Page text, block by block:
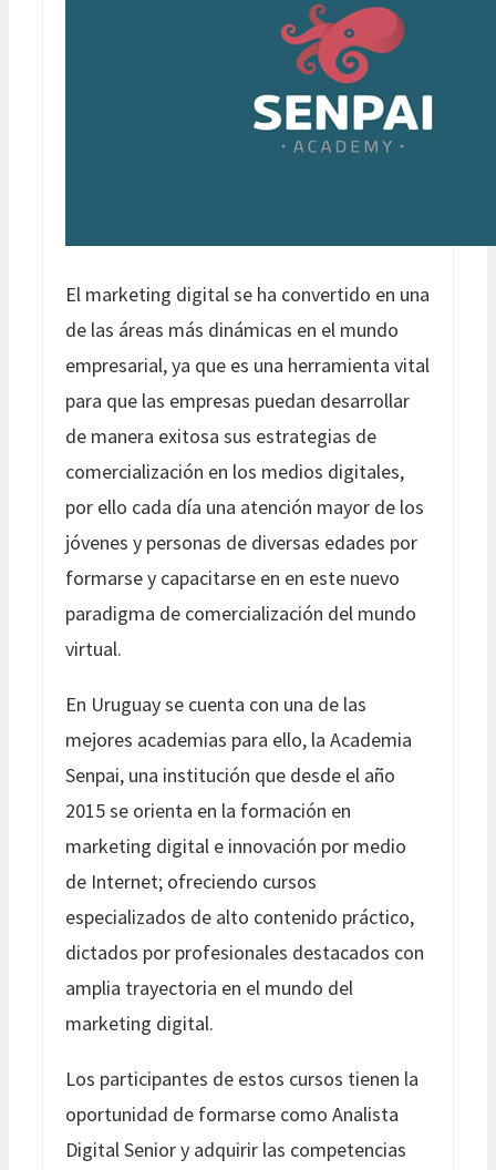
El marketing digital se ha convertido en una
de las áreas más dinámicas en el mundo
empresarial, ya que es una herramienta vital
para que las empresas puedan desarrollar
de manera exitosa sus estrategias de
comercialización en los medios digitales,
por ello cada día una atención mayor de los
jóvenes y personas de diversas edades por
formarse y capacitarse en en este nuevo
paradigma de comercialización del mundo
virtual.
En Uruguay se cuenta con una de las
mejores academias para ello, la Academia
Senpai, una institución que desde el año
2015 se orienta en la formación en
marketing digital e innovación por medio
de Internet; ofreciendo cursos
especializados de alto contenido práctico,
dictados por profesionales destacados con
amplia trayectoria en el mundo del
marketing digital.
Los participantes de estos cursos tienen la
oportunidad de formarse como Analista
Digital Senior y adquirir las competencias